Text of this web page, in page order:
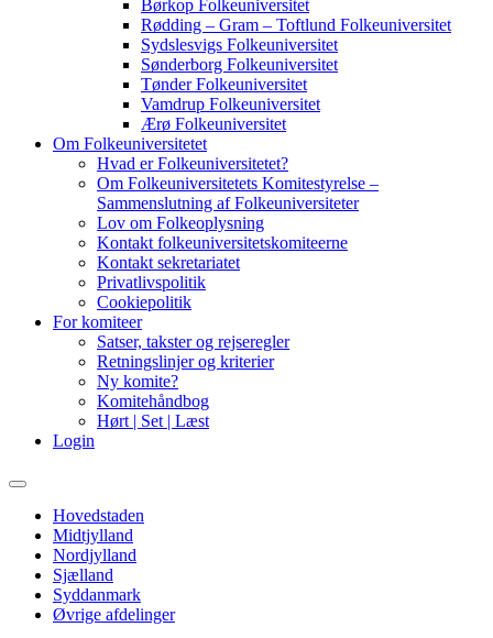
Børkop Folkeuniversitet
Rødding – Gram – Toftlund Folkeuniversitet
Sydslesvigs Folkeuniversitet
Sønderborg Folkeuniversitet
Tønder Folkeuniversitet
Vamdrup Folkeuniversitet
Ærø Folkeuniversitet
Om Folkeuniversitetet
Hvad er Folkeuniversitetet?
Om Folkeuniversitetets Komitestyrelse –
Sammenslutning af Folkeuniversiteter
Lov om Folkeoplysning
Kontakt folkeuniversitetskomiteerne
Kontakt sekretariatet
Privatlivspolitik
Cookiepolitik
For komiteer
Satser, takster og rejseregler
Retningslinjer og kriterier
Ny komite?
Komitehåndbog
Hørt | Set | Læst
Login
Primary
Hovedstaden
Midtjylland
Nordjylland
Sjælland
Syddanmark
Øvrige afdelinger